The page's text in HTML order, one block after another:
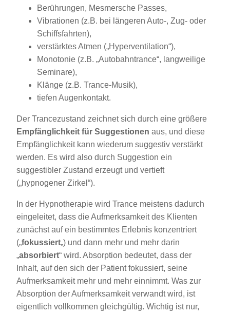
Berührungen, Mesmersche Passes,
Vibrationen (z.B. bei längeren Auto-, Zug- oder
Schiffsfahrten),
verstärktes Atmen („Hyperventilation“),
Monotonie (z.B. „Autobahntrance“, langweilige
Seminare),
Klänge (z.B. Trance-Musik),
tiefen Augenkontakt.
Der Trancezustand zeichnet sich durch eine größere
Empfänglichkeit für Suggestionen aus, und diese
Empfänglichkeit kann wiederum suggestiv verstärkt
werden. Es wird also durch Suggestion ein
suggestibler Zustand erzeugt und vertieft
(„hypnogener Zirkel“).
In der Hypnotherapie wird Trance meistens dadurch
eingeleitet, dass die Aufmerksamkeit des Klienten
zunächst auf ein bestimmtes Erlebnis konzentriert
(„fokussiert„) und dann mehr und mehr darin
„absorbiert“ wird. Absorption bedeutet, dass der
Inhalt, auf den sich der Patient fokussiert, seine
Aufmerksamkeit mehr und mehr einnimmt. Was zur
Absorption der Aufmerksamkeit verwandt wird, ist
eigentlich vollkommen gleichgültig. Wichtig ist nur,